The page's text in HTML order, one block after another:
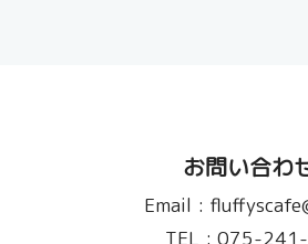
お問い合わ
Email :
TEL : 075-